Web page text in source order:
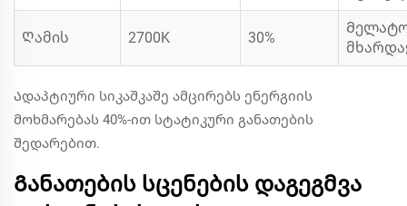
Ღამის 2700K 30%
Ადაპტიური სიკაშკაშე ამცირებს ენერგიის
მოხმარებას 40%-ით სტატიკური განათების
შედარებით.
Განათების სცენების დაგეგმვა